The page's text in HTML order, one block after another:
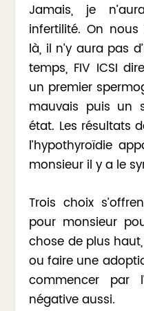
Jamais, je
infertilité. On
là, il n’y aura pas
temps, FIV ICSI
un premier
mauvais puis un
état. Les résultats
l’hypothyroïdie
monsieur il y a le
Trois choix
pour monsieur
chose de plus
ou faire une
commencer par
négative aussi.